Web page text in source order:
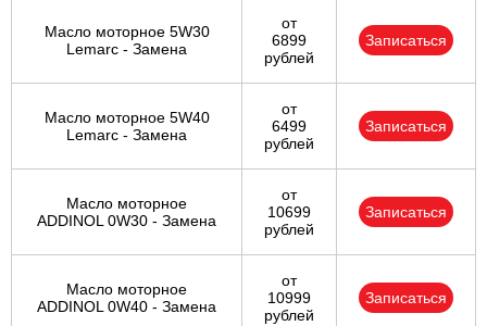
Масло моторное 5W30
Lemarc - Замена
от
6899
рублей
Записаться
Масло моторное 5W40
Lemarc - Замена
от
6499
рублей
Записаться
Масло моторное
ADDINOL 0W30 - Замена
от
10699
рублей
Записаться
Масло моторное
ADDINOL 0W40 - Замена
от
10999
рублей
Записаться